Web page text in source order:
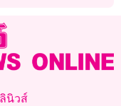
นิวส์